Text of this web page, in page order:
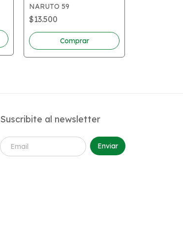
NARUTO 59
$13.500
Suscribite al newsletter